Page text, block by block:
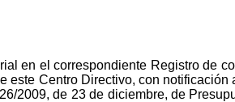
en el correspondiente Registro de
este Centro Directivo, con
2009, de 23 de diciembre, de